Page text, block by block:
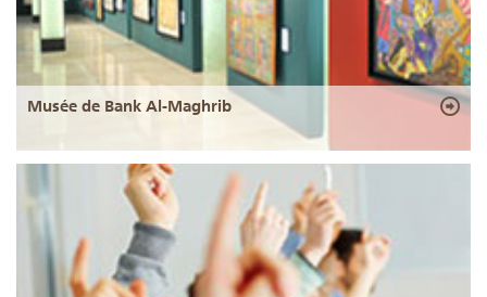
Musée de Bank Al-Maghrib